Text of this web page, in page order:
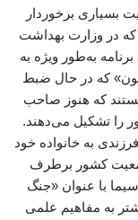
بسیاری برخوردار
در وزارت بهداشت
تولید و از شبکه‌های مختلف پخش می‌شود، 2 برنامه به‌طور ویژه به
که در حال ضبط
که هنوز صاحب
را تشکیل می‌دهند.
به خانواده خود
کشور برطرف
با عنوان «جنگ
به مفاهیم علمی